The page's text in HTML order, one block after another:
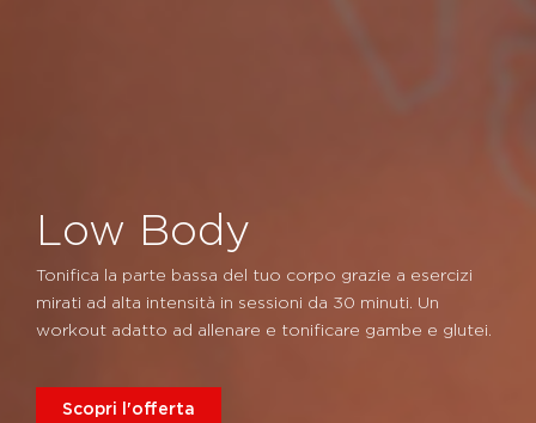
Low Body
Tonifica la parte bassa del tuo corpo grazie a esercizi
mirati ad alta intensità in sessioni da 30 minuti. Un
workout adatto ad allenare e tonificare gambe e glutei.
Scopri l'offerta